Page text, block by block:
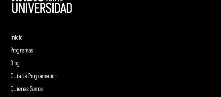
Inicio
Programas
Blog
Guía de Programación
Quienes Somos